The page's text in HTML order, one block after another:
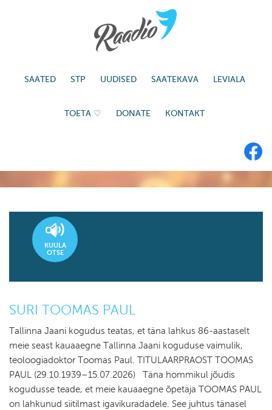
SAATED STP UUDISED SAATEKAVA LEVIALA
TOETA ♡ DONATE KONTAKT
KUULA
OTSE
SURI TOOMAS PAUL
Tallinna Jaani kogudus teatas, et täna lahkus 86-aastaselt
meie seast kauaaegne Tallinna Jaani koguduse vaimulik,
teoloogiadoktor Toomas Paul. TITULAARPRAOST TOOMAS
PAUL (29.10.1939–15.07.2026) Täna hommikul jõudis
kogudusse teade, et meie kauaaegne õpetaja TOOMAS PAUL
on lahkunud siitilmast igavikuradadele. See juhtus tänasel